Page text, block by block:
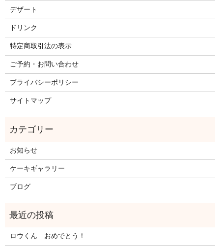
デザート
ドリンク
特定商取引法の表示
ご予約・お問い合わせ
プライバシーポリシー
サイトマップ
お知らせ
ケーキギャラリー
ブログ
ロウくん おめでとう！